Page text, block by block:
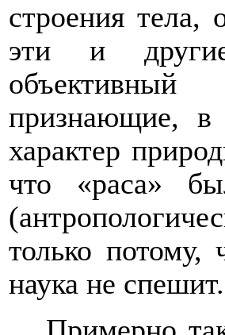
строения тела,
эти и
признающие, в
характер
что «раса»
только потому,
наука не спешит.